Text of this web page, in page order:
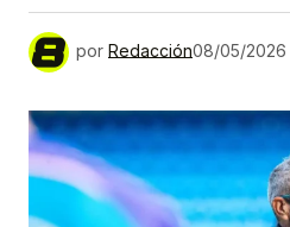
por Redacción08/05/2026